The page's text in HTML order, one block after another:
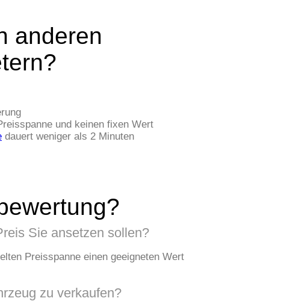
anderen
und keinen fixen Wert
dauert weniger als 2 Minuten
Sie ansetzen sollen?
Preisspanne einen geeigneten Wert
zu verkaufen?